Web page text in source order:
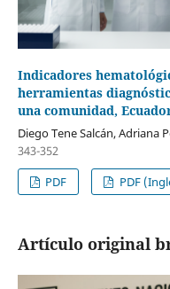
Indicadores
herramientas
una comunidad,
Diego Tene Salcán, Adriana
343-352
PDF
PDF
Artículo original